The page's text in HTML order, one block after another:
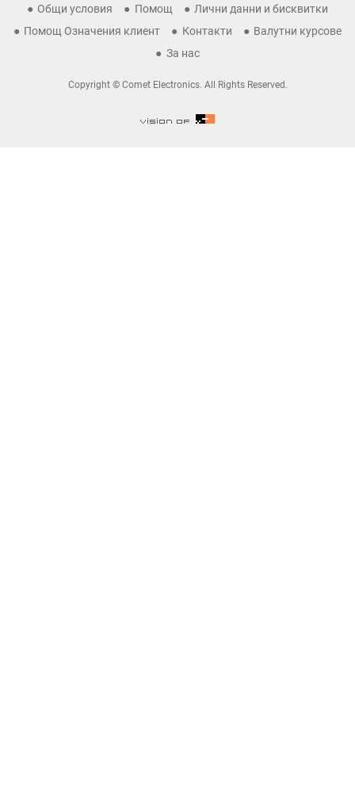
Общи условия Помощ
Лични данни и бисквитки
Помощ Означения клиент
Контакти
Валутни курсове
За нас
Copyright © Comet Electronics. All Rights Reserved.